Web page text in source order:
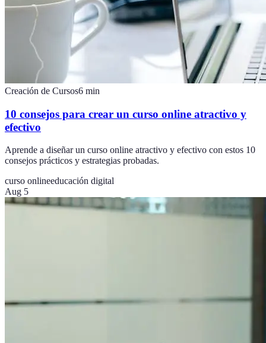
Creación de Cursos6 min
10 consejos para crear un curso online atractivo y
efectivo
Aprende a diseñar un curso online atractivo y efectivo con estos 10
consejos prácticos y estrategias probadas.
curso onlineeducación digital
Aug 5